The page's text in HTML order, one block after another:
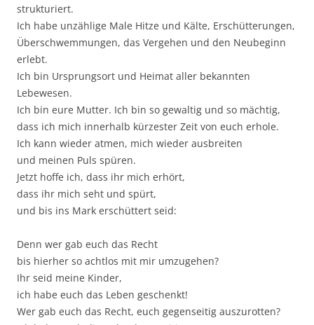
strukturiert.
Ich habe unzählige Male Hitze und Kälte, Erschütterungen,
Überschwemmungen, das Vergehen und den Neubeginn
erlebt.
Ich bin Ursprungsort und Heimat aller bekannten
Lebewesen.
Ich bin eure Mutter. Ich bin so gewaltig und so mächtig,
dass ich mich innerhalb kürzester Zeit von euch erhole.
Ich kann wieder atmen, mich wieder ausbreiten
und meinen Puls spüren.
Jetzt hoffe ich, dass ihr mich erhört,
dass ihr mich seht und spürt,
und bis ins Mark erschüttert seid:
Denn wer gab euch das Recht
bis hierher so achtlos mit mir umzugehen?
Ihr seid meine Kinder,
ich habe euch das Leben geschenkt!
Wer gab euch das Recht, euch gegenseitig auszurotten?